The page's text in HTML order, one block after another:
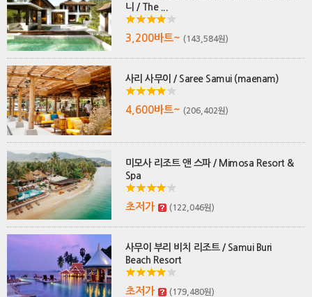
니 / The ...
3,200바트~ (143,584원)
사리 사무이 / Saree Samui (maenam)
4,600바트~ (206,402원)
미모사 리조트 앤 스파 / Mimosa Resort &
Spa
초저가 (122,046원)
사무이 부리 비치 리조트 / Samui Buri
Beach Resort
초저가 (179,480원)